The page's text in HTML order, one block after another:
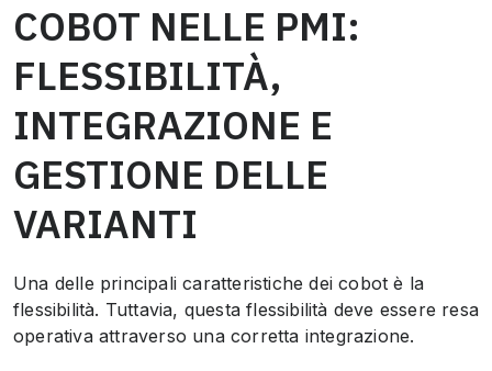
COBOT NELLE PMI:
FLESSIBILITÀ,
INTEGRAZIONE E
GESTIONE DELLE
VARIANTI
Una delle principali caratteristiche dei cobot è la
flessibilità. Tuttavia, questa flessibilità deve essere resa
operativa attraverso una corretta integrazione.